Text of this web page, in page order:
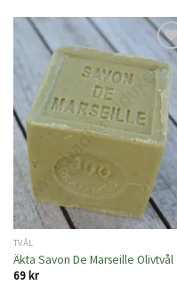
till i
TVÅL
Äkta Savon De Marseille Olivtvål
69 kr